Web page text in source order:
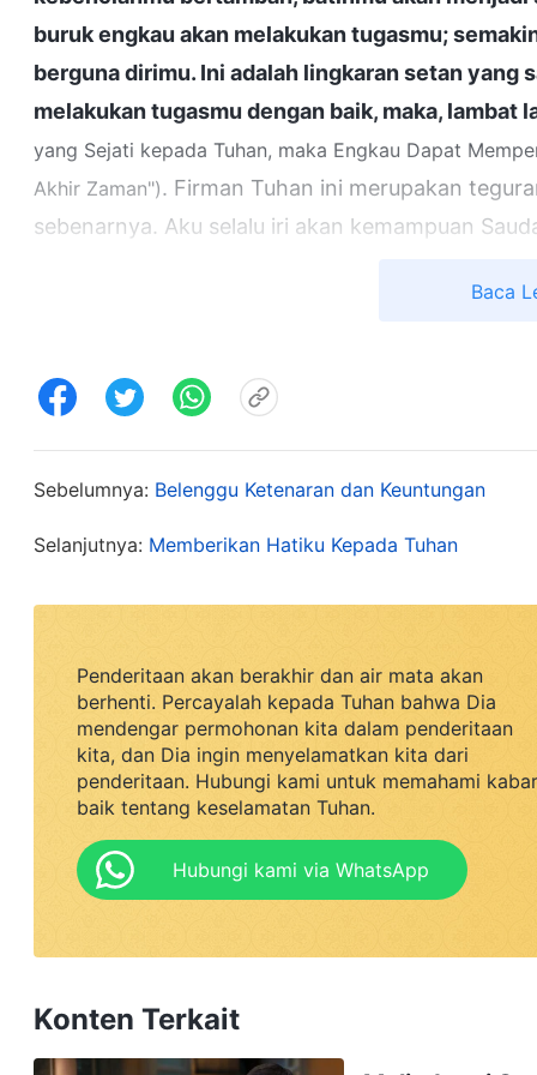
buruk engkau akan melakukan tugasmu;
berguna dirimu. Ini adalah lingkaran setan yang
melakukan tugasmu dengan baik, maka, lambat
yang Sejati kepada Tuhan, maka Engkau Dapat
Akhir Zaman"). Firman Tuhan ini merupakan
sebenarnya. Aku selalu iri akan kemampuan
dalam tim dan aku melihat betapa cakapnya
cara untuk membuktikan diriku. Waktu kulihat
menuntut lebih dari saudara-saudari agar aku
seharusnya aku bahas bersama Saudari Ye,
takut dia yang akan dapat pujian. Akibatnya,
saudara-saudari sudah mengerahkan waktu dan
tugasku, tujuannya untuk menambah kekuatan
kesaksian akan Tuhan, tetapi aku sama sekali
demi ketenaran, keuntungan dan merusak
menentang Tuhan. Pemikiran ini membuatku
kesuksesan orang, atau bersaing demi
Saudari Ye, dan sehati melaksanakan tugas.
Setelah itu kami bekerja bersama membuat
aku masih iri padanya, tetapi aku sadar aku
pribadi. Aku secara sadar meninggalkan daging
kami sering mengadakan persekutuan bersama,
tunjukkan, mencari kebenaran untuk
Baca
Sebelumnya: Belenggu Ketenaran dan Keuntungan
Selanjutnya: Memberikan Hatiku Kepada Tuhan
Penderitaan akan berakhir dan air mata akan
berhenti. Percayalah kepada Tuhan bahwa Dia
mendengar permohonan kita dalam penderitaan
kita, dan Dia ingin menyelamatkan kita dari
penderitaan. Hubungi kami untuk memahami kabar
baik tentang keselamatan Tuhan.
Hubungi kami via WhatsApp
Konten Terkait